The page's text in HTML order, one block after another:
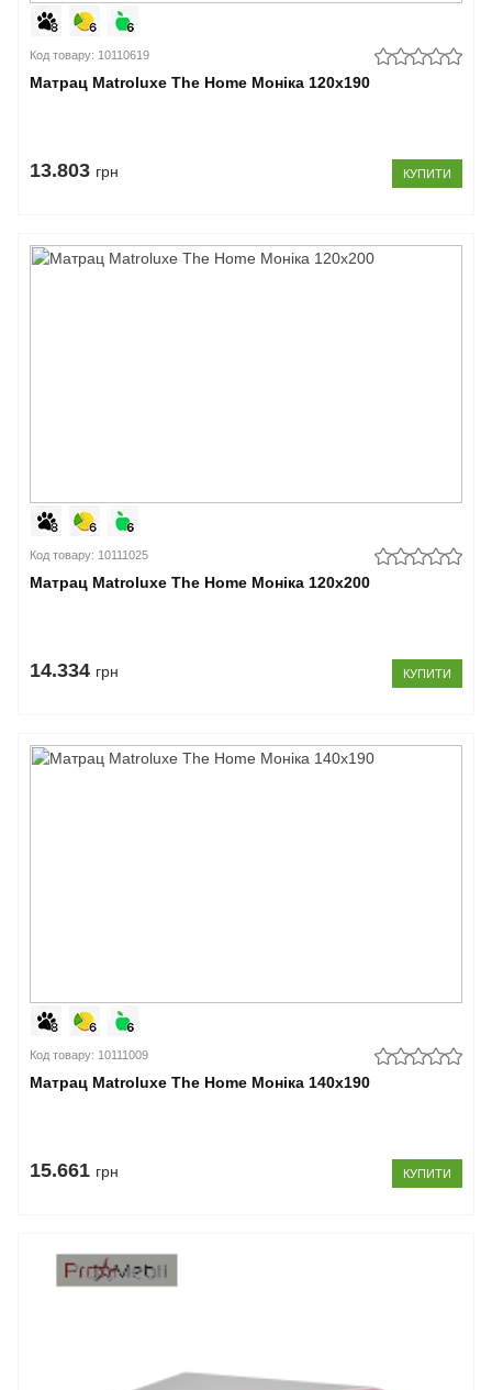
Код товару: 10110619
Матрац Matroluxe The Home Моніка 120x190
13.803 грн КУПИТИ
Код товару: 10111025
Матрац Matroluxe The Home Моніка 120x200
14.334 грн КУПИТИ
Код товару: 10111009
Матрац Matroluxe The Home Моніка 140x190
15.661 грн КУПИТИ